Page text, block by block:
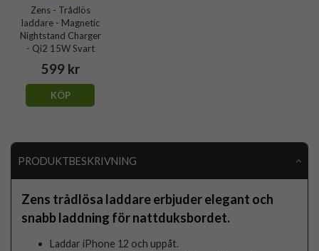
Zens - Trådlös
laddare - Magnetic
Nightstand Charger
- Qi2 15W Svart
599 kr
KÖP
PRODUKTBESKRIVNING
Zens trådlösa laddare erbjuder elegant och
snabb laddning för nattduksbordet.
Laddar iPhone 12 och uppåt.